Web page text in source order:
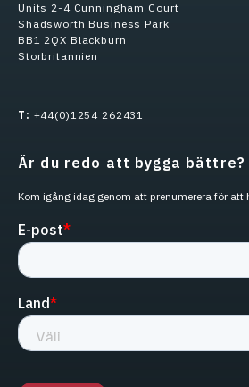
Units 2-4 Cunningham Court
Shadsworth Business Park
BB1 2QX Blackburn
Storbritannien
T: +44(0)1254 262431
Är du redo att bygga bättre?
Kom igång idag genom att prenumerera för att